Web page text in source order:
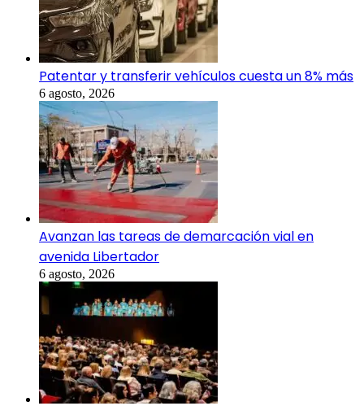
Patentar y transferir vehículos cuesta un 8% más
6 agosto, 2026
Avanzan las tareas de demarcación vial en
avenida Libertador
6 agosto, 2026